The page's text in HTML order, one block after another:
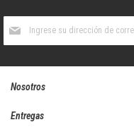
boletín
Nosotros
Entregas